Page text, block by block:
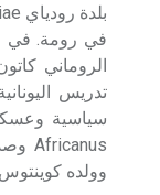
تدريس
وولده